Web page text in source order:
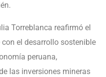
Torreblanca reafirmó el
el desarrollo sostenible
peruana,
las inversiones mineras